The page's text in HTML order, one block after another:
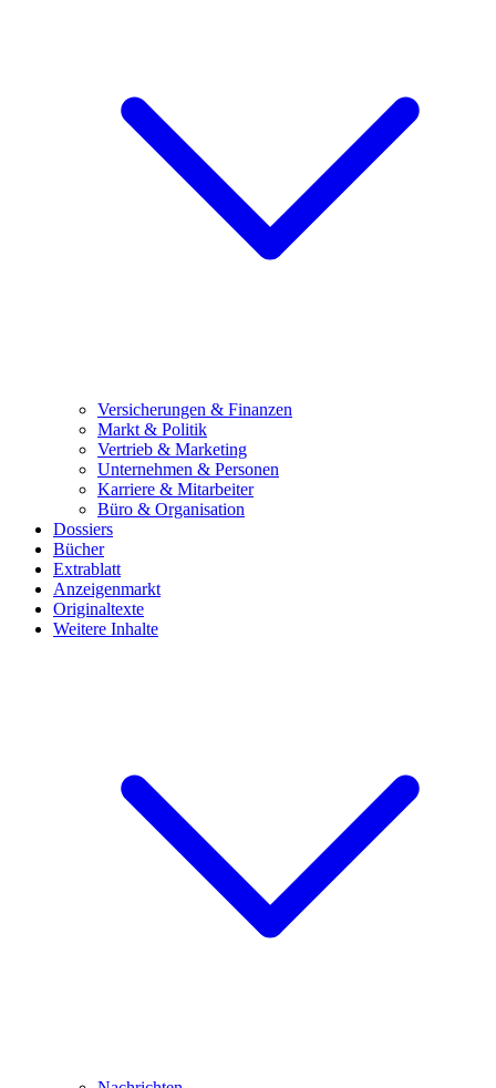
Versicherungen & Finanzen
Markt & Politik
Vertrieb & Marketing
Unternehmen & Personen
Karriere & Mitarbeiter
Büro & Organisation
Dossiers
Bücher
Extrablatt
Anzeigenmarkt
Originaltexte
Weitere Inhalte